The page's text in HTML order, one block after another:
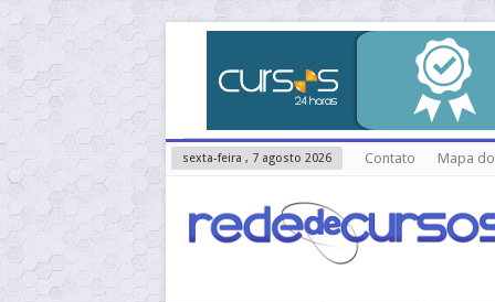
sexta-feira , 7 agosto 2026 Contato Mapa